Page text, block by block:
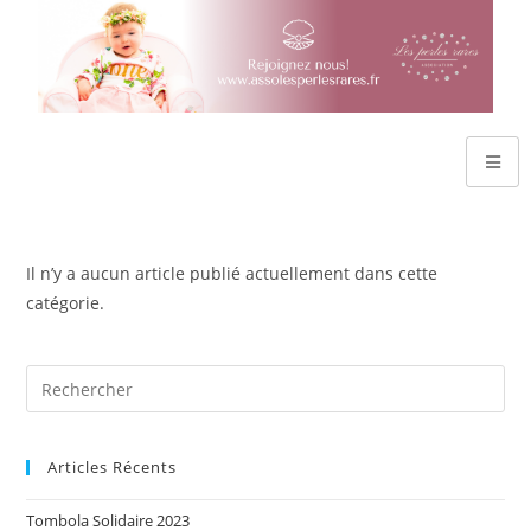
Il n’y a aucun article publié actuellement dans cette
catégorie.
Articles Récents
Tombola Solidaire 2023